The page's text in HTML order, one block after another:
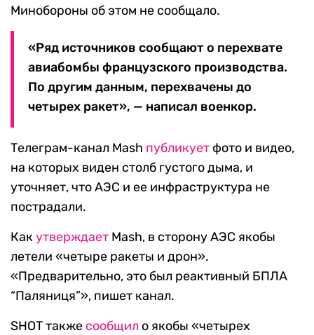
Минобороны об этом не сообщало.
«Ряд источников сообщают о перехвате
авиабомбы французского производства.
По другим данным, перехвачены до
четырех ракет», — написал военкор.
Телеграм-канал Mash публикует фото и видео,
на которых виден столб густого дыма, и
уточняет, что АЭС и ее инфраструктура не
пострадали.
Какутверждает Mash, в сторону АЭС якобы
летели «четыре ракеты и дрон».
«Предварительно, это был реактивный БПЛА
“Паляниця”», пишет канал.
SHOT также сообщил о якобы «четырех